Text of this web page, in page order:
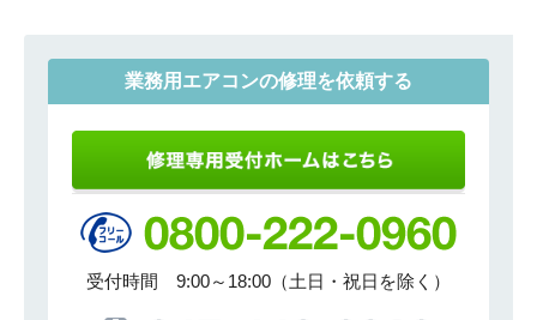
業務用エアコンの修理を依頼する
受付時間 9:00～18:00（土日・祝日を除く）